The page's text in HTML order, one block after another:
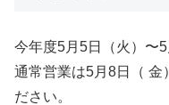
今年度5月5日（火）〜
通常営業は5月8日（ 金
ださい。